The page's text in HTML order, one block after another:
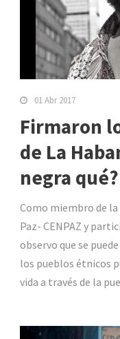
01 Abr 2017
Firmaron
de La
negra qué?
Como miembro de
Paz- CENPAZ y
observo que se
los pueblos étnicos
vida a través de la